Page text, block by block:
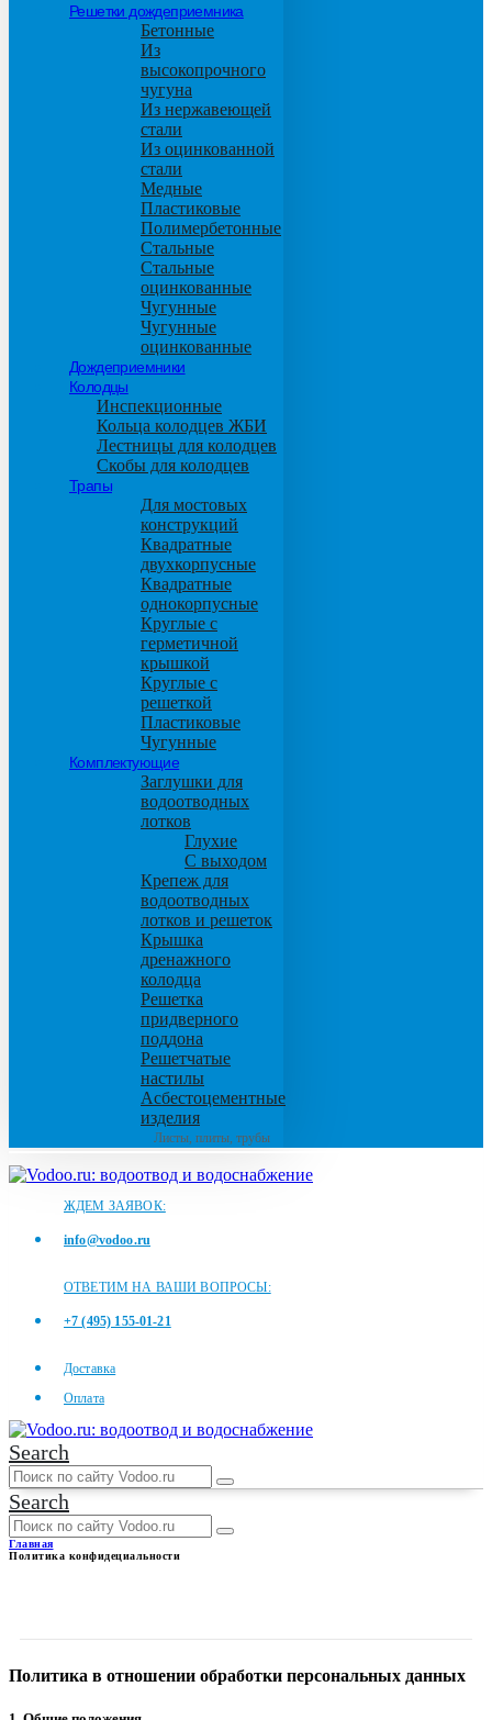
Решетки дождеприемника
Бетонные
Из
высокопрочного
чугуна
Из нержавеющей
стали
Из оцинкованной
стали
Медные
Пластиковые
Полимербетонные
Стальные
Стальные
оцинкованные
Чугунные
Чугунные
оцинкованные
Дождеприемники
Колодцы
Инспекционные
Кольца колодцев ЖБИ
Лестницы для колодцев
Скобы для колодцев
Трапы
Для мостовых
конструкций
Квадратные
двухкорпусные
Квадратные
однокорпусные
Круглые с
герметичной
крышкой
Круглые с
решеткой
Пластиковые
Чугунные
Комплектующие
Заглушки для
водоотводных
лотков
Глухие
С выходом
Крепеж для
водоотводных
лотков и решеток
Крышка
дренажного
колодца
Решетка
придверного
поддона
Решетчатые
настилы
Асбестоцементные
изделия
Листы, плиты, трубы
ЖДЕМ ЗАЯВОК:
info@vodoo.ru
ОТВЕТИМ НА ВАШИ ВОПРОСЫ:
+7 (495) 155-01-21
Доставка
Оплата
Search
Search
Главная
Политика конфидециальности
Политика в отношении обработки персональных данных